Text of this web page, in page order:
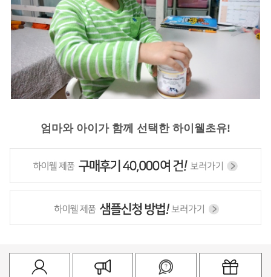
엄마와 아이가 함께 선택한 하이웰초유!